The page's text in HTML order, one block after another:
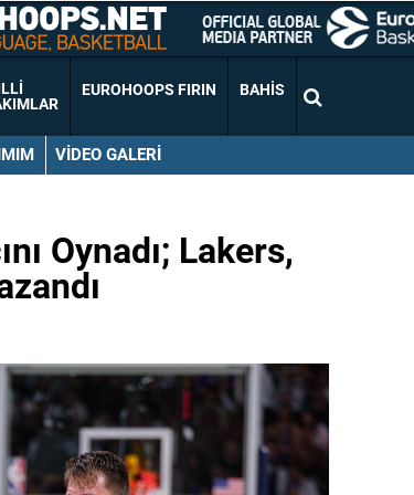
EUROHOOPS FIRIN BAHIS
VIDEO GALERI
Oynadı; Lakers,